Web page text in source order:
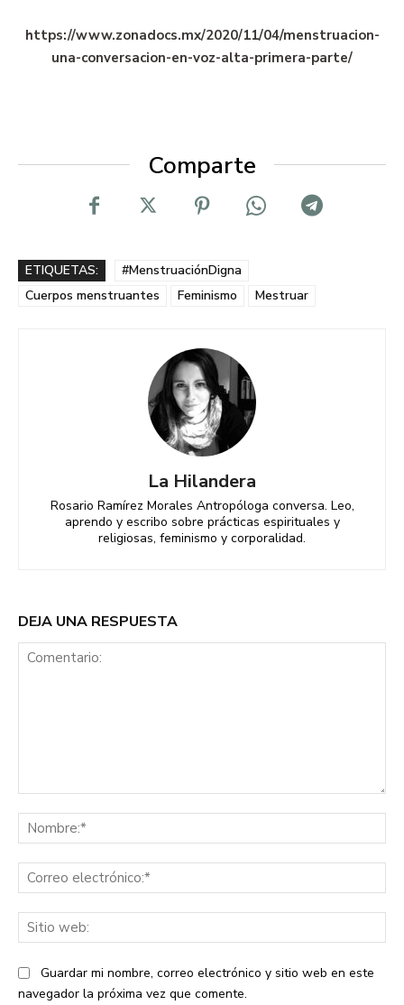
https://www.zonadocs.mx/2020/11/04/menstruacion-
una-conversacion-en-voz-alta-primera-parte/
Comparte
ETIQUETAS:
#MenstruaciónDigna
Cuerpos menstruantes
Feminismo Mestruar
La Hilandera
Rosario Ramírez Morales Antropóloga conversa. Leo,
aprendo y escribo sobre prácticas espirituales y
religiosas, feminismo y corporalidad.
DEJA UNA RESPUESTA
Guardar mi nombre, correo electrónico y sitio web en este
navegador la próxima vez que comente.